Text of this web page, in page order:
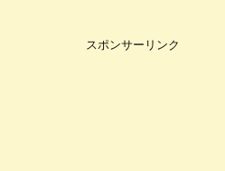
スポンサーリンク